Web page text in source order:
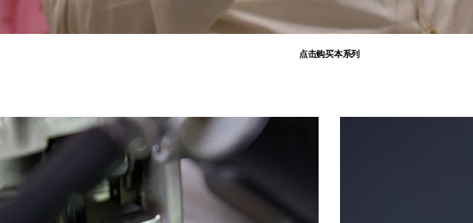
点击购买本系列